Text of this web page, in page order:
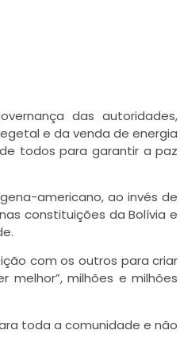
das autoridades,
e da venda de energia
todos para garantir a paz
americano, ao invés de
constituições da Bolívia e
com os outros para criar
melhor”, milhões e milhões
toda a comunidade e não